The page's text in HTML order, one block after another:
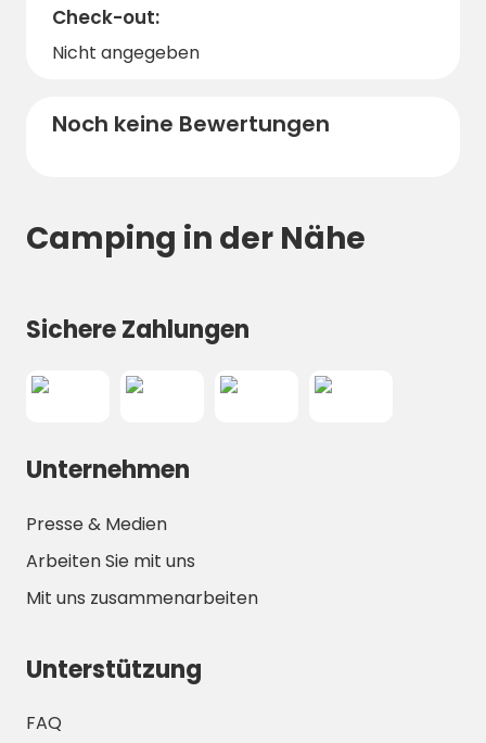
Check-out:
Nicht angegeben
Noch keine Bewertungen
Camping in der Nähe
Sichere Zahlungen
Unternehmen
Presse & Medien
Arbeiten Sie mit uns
Mit uns zusammenarbeiten
Unterstützung
FAQ